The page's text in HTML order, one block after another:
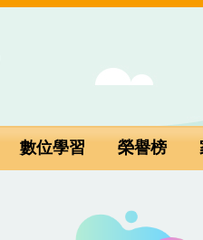
數位學習 榮譽榜